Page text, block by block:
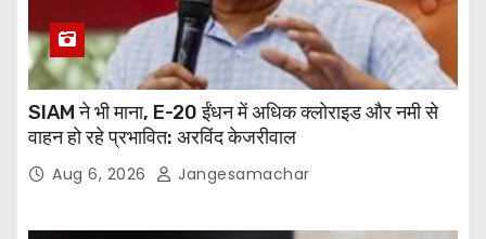
SIAM ने भी माना, E-20 ईंधन में अधिक क्लोराइड और नमी से
वाहन हो रहे प्रभावित: अरविंद केजरीवाल
Aug 6, 2026 Jangesamachar